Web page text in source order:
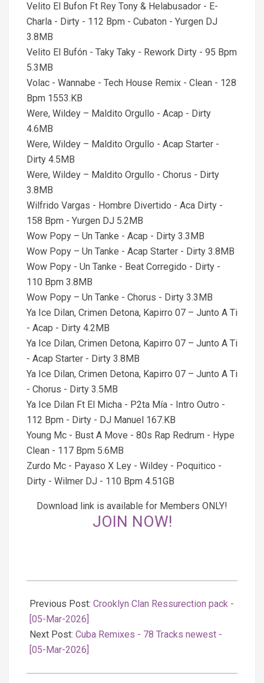
Velito El Bufon Ft Rey Tony & Helabusador - E-
Charla - Dirty - 112 Bpm - Cubaton - Yurgen DJ
3.8MB
Velito El Bufón - Taky Taky - Rework Dirty - 95 Bpm
5.3MB
Volac - Wannabe - Tech House Remix - Clean - 128
Bpm 1553.KB
Were, Wildey – Maldito Orgullo - Acap - Dirty
4.6MB
Were, Wildey – Maldito Orgullo - Acap Starter -
Dirty 4.5MB
Were, Wildey – Maldito Orgullo - Chorus - Dirty
3.8MB
Wilfrido Vargas - Hombre Divertido - Aca Dirty -
158 Bpm - Yurgen DJ 5.2MB
Wow Popy – Un Tanke - Acap - Dirty 3.3MB
Wow Popy – Un Tanke - Acap Starter - Dirty 3.8MB
Wow Popy - Un Tanke - Beat Corregido - Dirty -
110 Bpm 3.8MB
Wow Popy – Un Tanke - Chorus - Dirty 3.3MB
Ya Ice Dilan, Crimen Detona, Kapirro 07 – Junto A Ti
- Acap - Dirty 4.2MB
Ya Ice Dilan, Crimen Detona, Kapirro 07 – Junto A Ti
- Acap Starter - Dirty 3.8MB
Ya Ice Dilan, Crimen Detona, Kapirro 07 – Junto A Ti
- Chorus - Dirty 3.5MB
Ya Ice Dilan Ft El Micha - P2ta Mía - Intro Outro -
112 Bpm - Dirty - DJ Manuel 167.KB
Young Mc - Bust A Move - 80s Rap Redrum - Hype
Clean - 117 Bpm 5.6MB
Zurdo Mc - Payaso X Ley - Wildey - Poquitico -
Dirty - Wilmer DJ - 110 Bpm 4.51GB
Download link is available for Members ONLY!
JOIN NOW!
03-
06
Previous Post: Crooklyn Clan Ressurection pack -
[05-Mar-2026]
Next Post: Cuba Remixes - 78 Tracks newest -
[05-Mar-2026]